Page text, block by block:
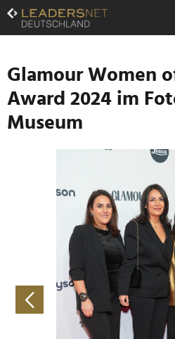
Zum
Inhalt
Zur
Navigation
Zur
Hauptnavigation
Glamour Women
Award 2024 im
Museum